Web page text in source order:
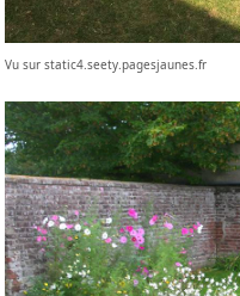
Vu sur static4.seety.pagesjaunes.fr